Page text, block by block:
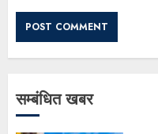
सम्बंधित खबर